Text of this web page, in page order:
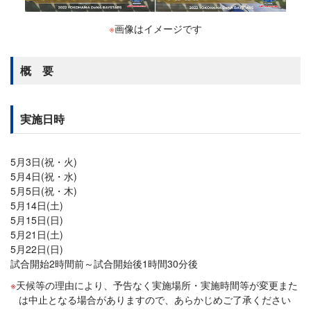
※画像はイメージです
概 要
実施日時
5月3日(祝・火)
5月4日(祝・水)
5月5日(祝・木)
5月14日(土)
5月15日(日)
5月21日(土)
5月22日(日)
試合開始2時間前～試合開始後1時間30分後
天候等の理由により、予告なく実施場所・実施時間等が変更また
は中止となる場合がありますので、あらかじめご了承ください